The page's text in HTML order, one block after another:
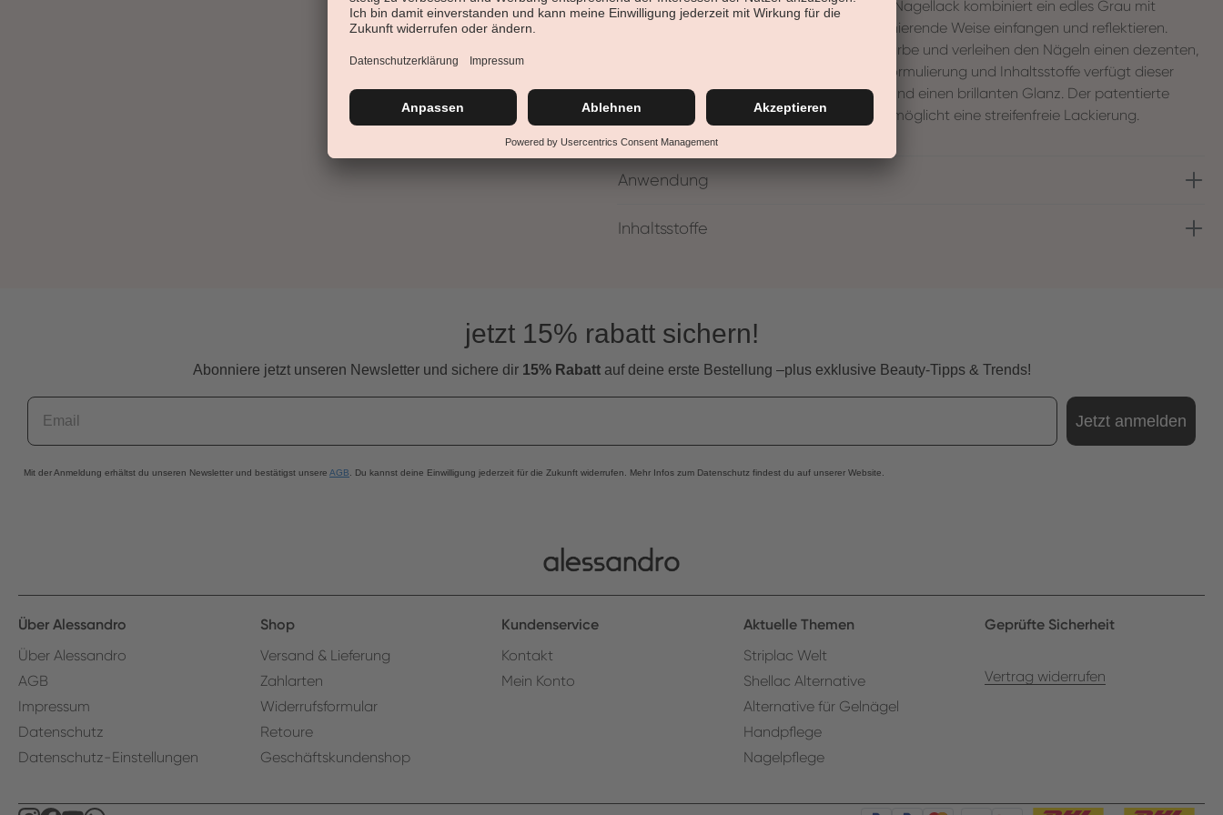
Magie in sich vereint. Dieser schimmernde Nagellack kombiniert ein edles Grau mit
silbernen Akzenten, die das Licht auf faszinierende Weise einfangen und reflektieren.
Feine Schimmerpartikel durchziehen die Farbe und verleihen den Nägeln einen dezenten,
aber funkelnden Glanz.Auf Grund seiner Formulierung und Inhaltsstoffe verfügt dieser
Nagellack über eine sehr hohe Deckkraft und einen brillanten Glanz. Der patentierte
Designdeckel und integrierte Profipinsel ermöglicht eine streifenfreie Lackierung.
Anwendung
Inhaltsstoffe
jetzt 15% rabatt sichern!
Abonniere jetzt unseren Newsletter und sichere dir 15% Rabatt auf deine erste Bestellung –plus exklusive Beauty-Tipps & Trends!
Email
Jetzt anmelden
Mit der Anmeldung erhältst du unseren Newsletter und bestätigst unsere AGB . Du kannst deine Einwilligung jederzeit für die Zukunft widerrufen. Mehr Infos zum Datenschutz findest du auf unserer Website.
Über Alessandro
Über Alessandro
AGB
Impressum
Datenschutz
Datenschutz-Einstellungen
Shop
Versand & Lieferung
Zahlarten
Widerrufsformular
Retoure
Geschäftskundenshop
Kundenservice
Kontakt
Mein Konto
Aktuelle Themen
Striplac Welt
Shellac Alternative
Alternative für Gelnägel
Handpflege
Nagelpflege
Geprüfte Sicherheit
Vertrag widerrufen